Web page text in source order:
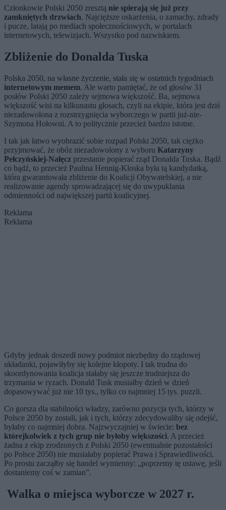
Członkowie Polski 2050 zresztą nie spierają się już przy
zamkniętych drzwiach. Najcięższe oskarżenia, o zamachy, zdrady
i pucze, latają po mediach społecznościowych, w portalach
internetowych, telewizjach. Wszystko pod nazwiskiem.
Zbliżenie do Donalda Tuska
Polska 2050, na własne życzenie, stała się w ostatnich tygodniach
internetowym memem. Ale warto pamiętać, że od głosów 31
posłów Polski 2050 zależy sejmowa większość. Ba, sejmowa
większość wisi na kilkunastu głosach, czyli na ekipie, która jest dziś
niezadowolona z rozstrzygnięcia wyborczego w partii już-nie-
Szymona Hołowni. A to politycznie przecież bardzo istotne.
I tak jak łatwo wyobrazić sobie rozpad Polski 2050, tak ciężko
przyjmować, że obóz niezadowolony z wyboru Katarzyny
Pełczyńskiej-Nałęcz przestanie popierać rząd Donalda Tuska. Bądź
co bądź, to przecież Paulina Hennig-Kloska była tą kandydatką,
która gwarantowała zbliżenie do Koalicji Obywatelskiej, a nie
realizowanie agendy sprowadzającej się do uwypuklania
odmienności od największej partii koalicyjnej.
Reklama
Reklama
Gdyby jednak doszedł nowy podmiot niezbędny do rządowej
układanki, pojawiłyby się kolejne kłopoty. I tak trudna do
skoordynowania koalicja stałaby się jeszcze trudniejsza do
trzymania w ryzach. Donald Tusk musiałby dzień w dzień
dopasowywać już nie 10 tys., tylko co najmniej 15 tys. puzzli.
Co gorsza dla stabilności władzy, zarówno pozycja tych, którzy w
Polsce 2050 by zostali, jak i tych, którzy zdecydowaliby się odejść,
byłaby co najmniej dobra. Najzwyczajniej w świecie: bez
którejkolwiek z tych grup nie byłoby większości. A przecież
żadna z ekip zrodzonych z Polski 2050 (ewentualnie pozostałości
po Polsce 2050) nie musiałaby popierać Prawa i Sprawiedliwości.
Po prostu zacząłby się handel wymienny: „poprzemy tę ustawę, jeśli
dostaniemy coś w zamian”.
Walka o miejsca wyborcze w 2027 r.